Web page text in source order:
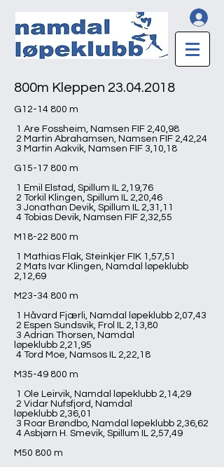
800m Kleppen 23.04.2018
G12-14 800 m
1 Are Fossheim, Namsen FIF 2,40,98
2 Martin Abrahamsen, Namsen FIF 2,42,24
3 Martin Aakvik, Namsen FIF 3,10,18
G15-17 800 m
1 Emil Elstad, Spillum IL 2,19,76
2 Torkil Klingen, Spillum IL 2,20,46
3 Jonathan Devik, Spillum IL 2,31,11
4 Tobias Devik, Namsen FIF 2,32,55
M18-22 800 m
1 Mathias Flak, Steinkjer FIK 1,57,51
2 Mats Ivar Klingen, Namdal løpeklubb
2,12,69
M23-34 800 m
1 Håvard Fjærli, Namdal løpeklubb 2,07,43
2 Espen Sundsvik, Frol IL 2,13,80
3 Adrian Thorsen, Namdal
løpeklubb 2,21,95
4 Tord Moe, Namsos IL 2,22,18
M35-49 800 m
1 Ole Leirvik, Namdal løpeklubb 2,14,29
2 Vidar Nufsfjord, Namdal
løpeklubb 2,36,01
3 Roar Brøndbo, Namdal løpeklubb 2,36,62
4 Asbjørn H. Smevik, Spillum IL 2,57,49
M50 800 m